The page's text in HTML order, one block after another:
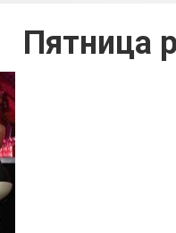
Пятница